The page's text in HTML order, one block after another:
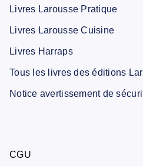
Livres Larousse Pratique
Livres Larousse Cuisine
Livres Harraps
Tous les livres des éditions
Notice avertissement de
CGU